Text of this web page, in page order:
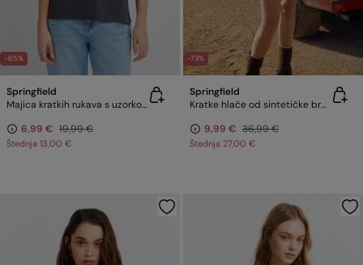
-65%
Springfield
Majica kratkih rukava s uzorkom
6,99 € 19,99 €
Štednja 13,00 €
-73%
Springfield
Kratke hlače od sintetičke brušene kože
9,99 € 36,99 €
Štednja 27,00 €